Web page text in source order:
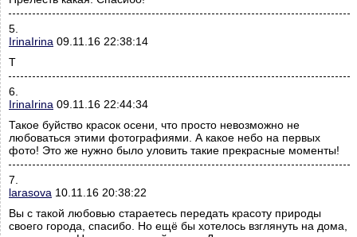
5.
IrinaIrina 09.11.16 22:38:14
Т
6.
IrinaIrina 09.11.16 22:44:34
Такое буйство красок осени, что просто невозможно не
любоваться этими фотографиями. А какое небо на первых
фото! Это же нужно было уловить такие прекрасные моменты!
7.
larasova 10.11.16 20:38:22
Вы с такой любовью стараетесь передать красоту природы
своего города, спасибо. Но ещё бы хотелось взглянуть на дома,